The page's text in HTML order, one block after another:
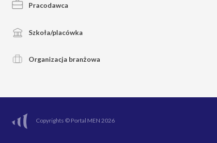
Pracodawca
Szkoła/placówka
Organizacja branżowa
Copyrights © Portal MEN 2026